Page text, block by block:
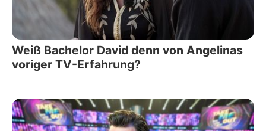
Weiß Bachelor David denn von Angelinas
voriger TV-Erfahrung?